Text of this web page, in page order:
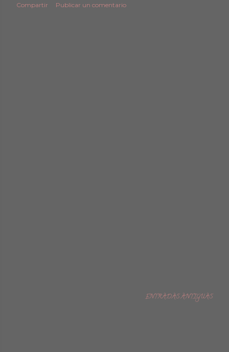
Compartir Publicar un comentario
ENTRADAS ANTIGUAS